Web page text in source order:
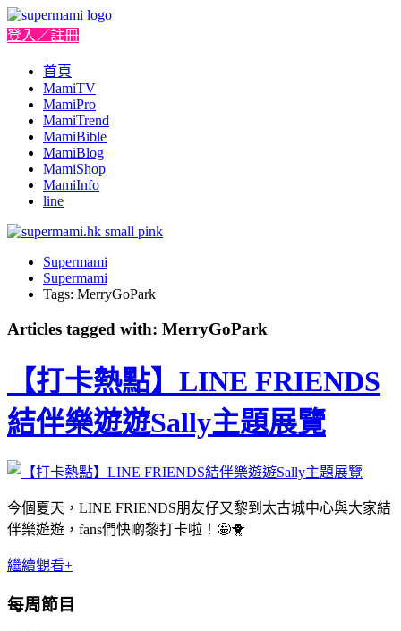
登入／註冊
首頁
MamiTV
MamiPro
MamiTrend
MamiBible
MamiBlog
MamiShop
MamiInfo
line
Supermami
Supermami
Tags: MerryGoPark
Articles tagged with: MerryGoPark
【打卡熱點】LINE FRIENDS
結伴樂遊遊Sally主題展覽
今個夏天， LINE FRIENDS朋友仔又黎到太古城中心與大家結
伴樂遊遊， fans們快啲黎打卡啦！ 🤩🐥
繼續觀看+
每周節目